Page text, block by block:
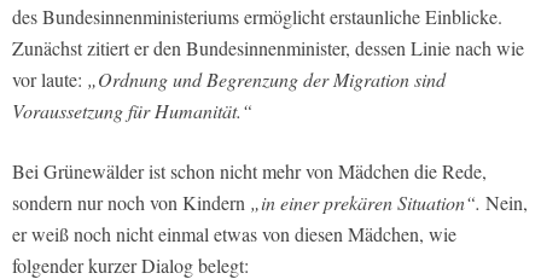
des Bundesinnenministeriums ermöglicht erstaunliche Einblicke.
Zunächst zitiert er den Bundesinnenminister, dessen Linie nach wie
vor laute: „Ordnung und Begrenzung der Migration sind
Voraussetzung für Humanität.“
Bei Grünewälder ist schon nicht mehr von Mädchen die Rede,
sondern nur noch von Kindern „in einer prekären Situation“. Nein,
er weiß noch nicht einmal etwas von diesen Mädchen, wie
folgender kurzer Dialog belegt: